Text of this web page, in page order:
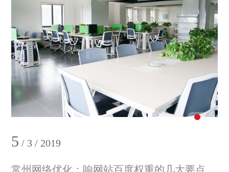
5 / 3 / 2019
常州网络优化：响网站百度权重的几大要点